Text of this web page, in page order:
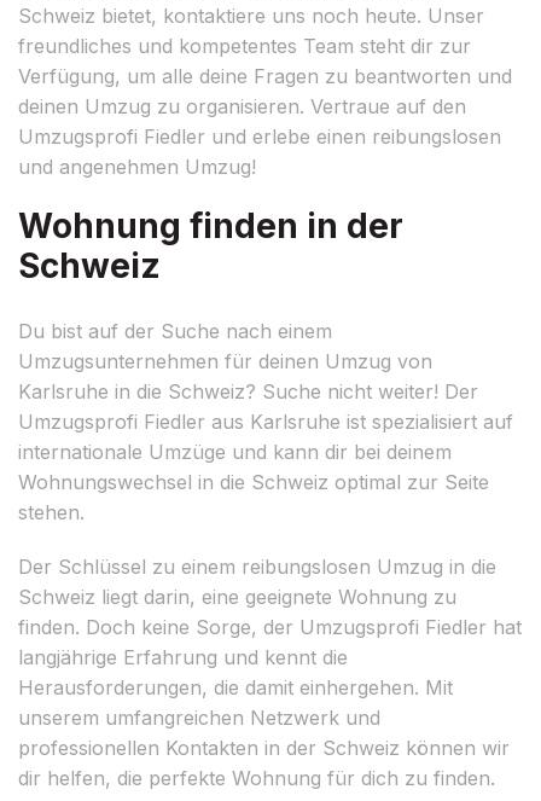
Schweiz bietet, kontaktiere uns noch heute. Unser
freundliches und kompetentes Team steht dir zur
Verfügung, um alle deine Fragen zu beantworten und
deinen Umzug zu organisieren. Vertraue auf den
Umzugsprofi Fiedler und erlebe einen reibungslosen
und angenehmen Umzug!
Wohnung finden in der
Schweiz
Du bist auf der Suche nach einem
Umzugsunternehmen für deinen Umzug von
Karlsruhe in die Schweiz? Suche nicht weiter! Der
Umzugsprofi Fiedler aus Karlsruhe ist spezialisiert auf
internationale Umzüge und kann dir bei deinem
Wohnungswechsel in die Schweiz optimal zur Seite
stehen.
Der Schlüssel zu einem reibungslosen Umzug in die
Schweiz liegt darin, eine geeignete Wohnung zu
finden. Doch keine Sorge, der Umzugsprofi Fiedler hat
langjährige Erfahrung und kennt die
Herausforderungen, die damit einhergehen. Mit
unserem umfangreichen Netzwerk und
professionellen Kontakten in der Schweiz können wir
dir helfen, die perfekte Wohnung für dich zu finden.